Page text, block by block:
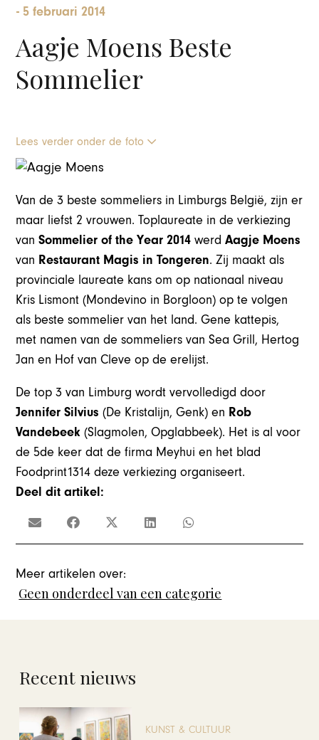
- 5 februari 2014
Aagje Moens Beste
Sommelier
Lees verder onder de foto
Van de 3 beste sommeliers in Limburgs België, zijn er
maar liefst 2 vrouwen. Toplaureate in de verkiezing
vanSommelier of the Year 2014 werdAagje Moens
van Restaurant Magis in Tongeren. Zij maakt als
provinciale laureate kans om op nationaal niveau
Kris Lismont (Mondevino in Borgloon) op te volgen
als beste sommelier van het land. Gene kattepis,
met namen van de sommeliers van Sea Grill, Hertog
Jan en Hof van Cleve op de erelijst.
De top 3 van Limburg wordt vervolledigd door
Jennifer Silvius (De Kristalijn, Genk) en Rob
Vandebeek (Slagmolen, Opglabbeek). Het is al voor
de 5de keer dat de firma Meyhui en het blad
Foodprint1314 deze verkiezing organiseert.
Deel dit artikel:
Meer artikelen over:
Geen onderdeel van een categorie
Recent nieuws
KUNST & CULTUUR